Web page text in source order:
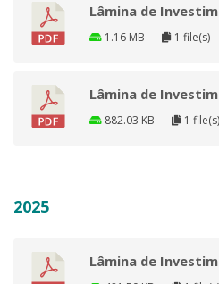
Lâmina de
1.16 MB 1 file(s)
Lâmina de
882.03 KB 1 file(s)
2025
Lâmina de